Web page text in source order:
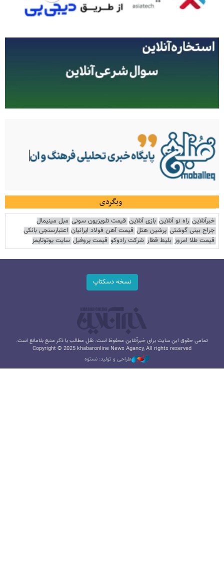
وبگردی
خبرآنلاین راه نو آنلاین بازی آنلاین قیمت تلویزیون سونی مبل مینیمال
جراح بینی گوشتی پرشین هتل قیمت آهن فولاد ایرانیان اعتبارسنجی بانکی
قیمت طلا امروز بلیط قطار شرکت رادوکو قیمت پروفیل سایت یوتوتایمز
نسخه دسکتاپ
تمامی حقوق این سایت برای خبرآنلاین محفوظ است. نقل مطالب با ذکر منبع بلامانع است.
Copyright © 2025 khabaronline News Agancy, All rights reserved
طراحی و تولید: نستوه